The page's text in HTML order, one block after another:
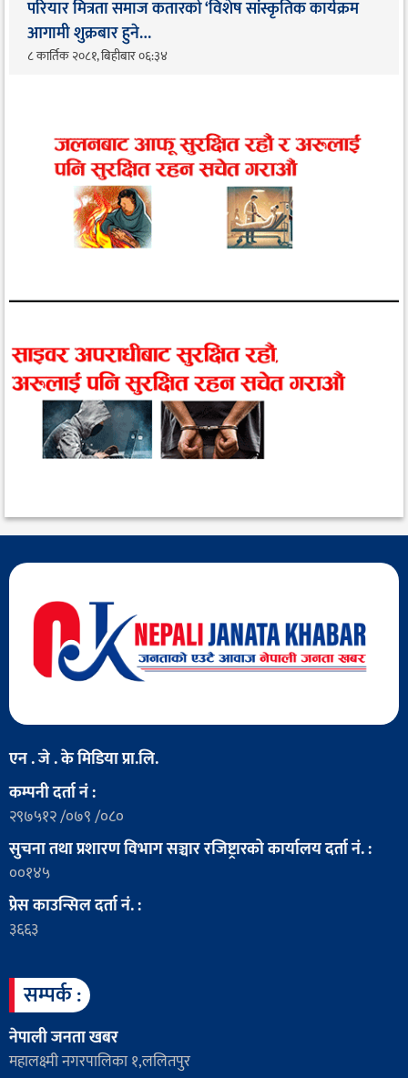
परियार मित्रता समाज कतारको ‘विशेष सांस्कृतिक कार्यक्रम
आगामी शुक्रबार हुने…
८ कार्तिक २०८१, बिहीबार ०६:३४
एन . जे . के मिडिया प्रा.लि.
कम्पनी दर्ता नं :
२९७५१२ /०७९ /०८०
सुचना तथा प्रशारण विभाग सञ्चार रजिष्ट्रारको कार्यालय दर्ता नं. :
००१४५
प्रेस काउन्सिल दर्ता नं. :
३६६३
सम्पर्क :
नेपाली जनता खबर
महालक्ष्मी नगरपालिका १,ललितपुर